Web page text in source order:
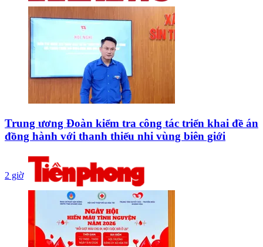
Trung ương Đoàn kiểm tra công tác triển khai đề án
đồng hành với thanh thiếu nhi vùng biên giới
2 giờ